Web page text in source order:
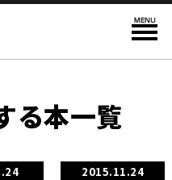
る本一覧
2015.11.24